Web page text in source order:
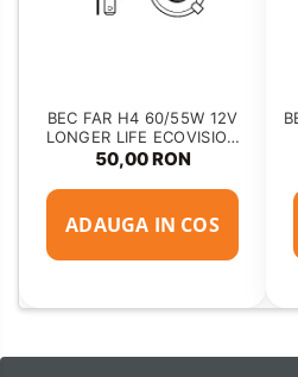
BEC FAR H4 60/55W 12V
LONGER LIFE ECOVISION
PHILIPS
50,00 RON
ADAUGA IN COS